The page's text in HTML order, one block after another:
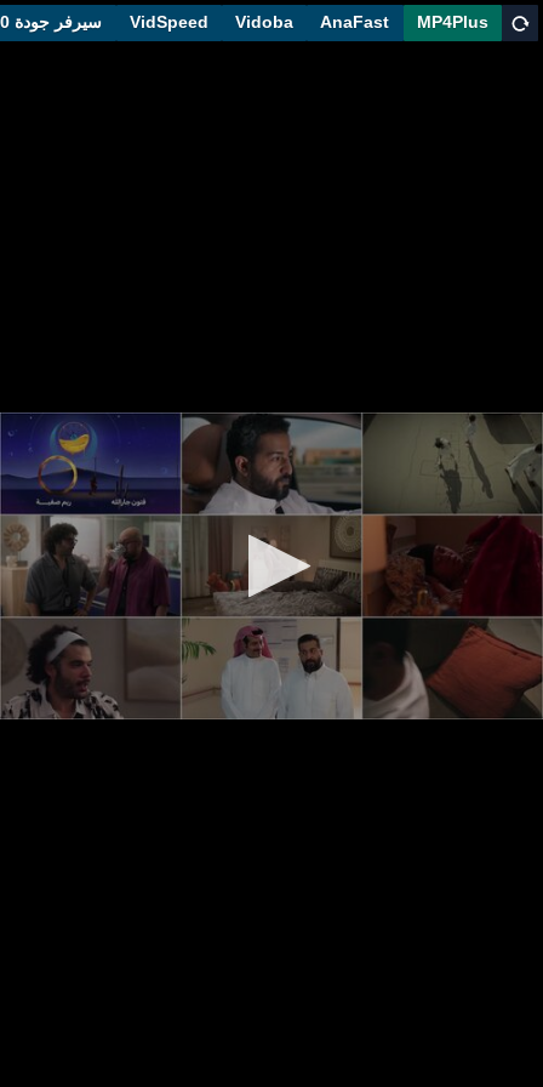
MP4Plus
AnaFast
Vidoba
VidSpeed سيرفر جودة 1080